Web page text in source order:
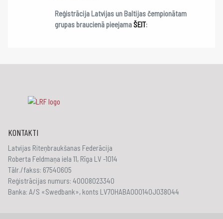
Reģistrācija Latvijas un Baltijas čempionātam
grupas braucienā pieejamaŠEIT:
KONTAKTI
Latvijas Riteņbraukšanas Federācija
Roberta Feldmaņa iela 11, Rīga LV -1014
Tālr./fakss: 67540605
Reģistrācijas numurs: 40008023340
Banka: A/S «Swedbank», konts LV70HABA000140J038044